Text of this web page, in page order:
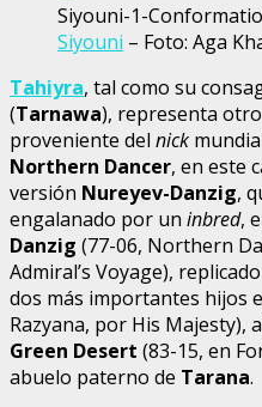
Siyouni-1-
Siyouni – Foto: Aga
Tahiyra, tal como su
(Tarnawa), representa
proveniente del nick
Northern Dancer, en este
versión Nureyev-Danzig,
engalanado por un inbred,
Danzig (77-06, Northern
Admiral’s Voyage),
dos más importantes hijos
Razyana, por His Majesty),
Green Desert (83-15, en
abuelo paterno de Tarana.